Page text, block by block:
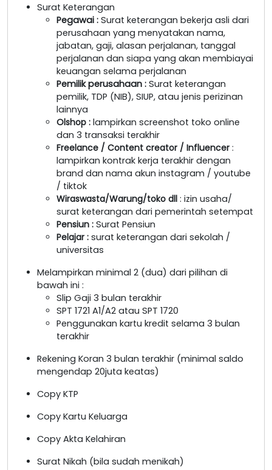
Surat Keterangan
Pegawai : Surat keterangan bekerja asli dari
perusahaan yang menyatakan nama,
jabatan, gaji, alasan perjalanan, tanggal
perjalanan dan siapa yang akan membiayai
keuangan selama perjalanan
Pemilik perusahaan : Surat keterangan
pemilik, TDP (NIB), SIUP, atau jenis perizinan
lainnya
Olshop : lampirkan screenshot toko online
dan 3 transaksi terakhir
Freelance / Content creator / Influencer :
lampirkan kontrak kerja terakhir dengan
brand dan nama akun instagram / youtube
/ tiktok
Wiraswasta/Warung/toko dll : izin usaha/
surat keterangan dari pemerintah setempat
Pensiun : Surat Pensiun
Pelajar : surat keterangan dari sekolah /
universitas
Melampirkan minimal 2 (dua) dari pilihan di
bawah ini :
Slip Gaji 3 bulan terakhir
SPT 1721 A1/A2 atau SPT 1720
Penggunakan kartu kredit selama 3 bulan
terakhir
Rekening Koran 3 bulan terakhir (minimal saldo
mengendap 20juta keatas)
Copy KTP
Copy Kartu Keluarga
Copy Akta Kelahiran
Surat Nikah (bila sudah menikah)